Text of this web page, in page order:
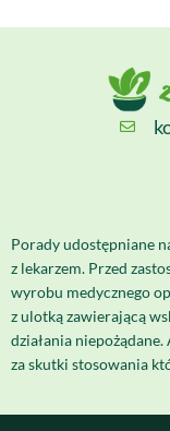
Porady udostępniane
z lekarzem. Przed
wyrobu medycznego
z ulotką zawierającą
działania
za skutki stosowania